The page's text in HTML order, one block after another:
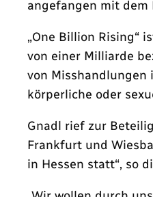
angefangen mit dem
„One Billion Rising“
von einer Milliarde
von Misshandlungen
körperliche oder
Gnadl rief zur
Frankfurt und
in Hessen statt“, so